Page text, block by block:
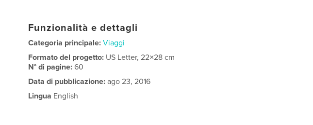
Funzionalità e dettagli
Categoria principale: Viaggi
Formato del progetto: US Letter, 22×28 cm
N° di pagine:60
Data di pubblicazione: ago 23, 2016
Lingua English